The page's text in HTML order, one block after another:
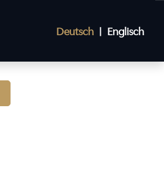
Deutsch Englisch